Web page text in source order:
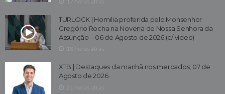
TURLOCK | Homilia proferida pelo Monsenhor
Gregório Rocha na Novena de Nossa Senhora da
Assunção – 06 de Agosto de 2026 (c/ vídeo)
XTB | Destaques da manhã nos mercados, 07 de
Agosto de 2026